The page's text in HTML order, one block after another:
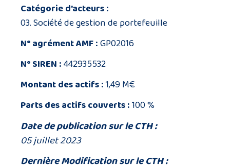
Catégorie d'acteurs :
03. Société de gestion de portefeuille
N° agrément AMF :GP02016
N° SIREN :442935532
Montant des actifs :1,49 M€
Parts des actifs couverts :100 %
Date de publication sur le CTH :
05 juillet 2023
Dernière Modification sur le CTH :